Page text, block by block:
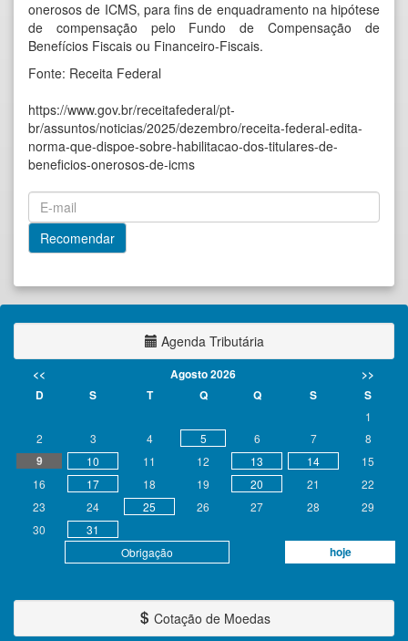
onerosos de ICMS, para fins de enquadramento na hipótese
de compensação pelo Fundo de Compensação de
Benefícios Fiscais ou Financeiro-Fiscais.
Fonte: Receita Federal
https://www.gov.br/receitafederal/pt-
br/assuntos/noticias/2025/dezembro/receita-federal-edita-
norma-que-dispoe-sobre-habilitacao-dos-titulares-de-
beneficios-onerosos-de-icms
Agenda Tributária
<< Agosto 2026
>>
D
S T Q Q S S
Obrigação hoje
1
2
3 4 5 6 7 8
9 10 11 12 13 14
15
16
17 18 19 20 21
22
23
24 25 26 27 28
29
30
31
Cotação de Moedas